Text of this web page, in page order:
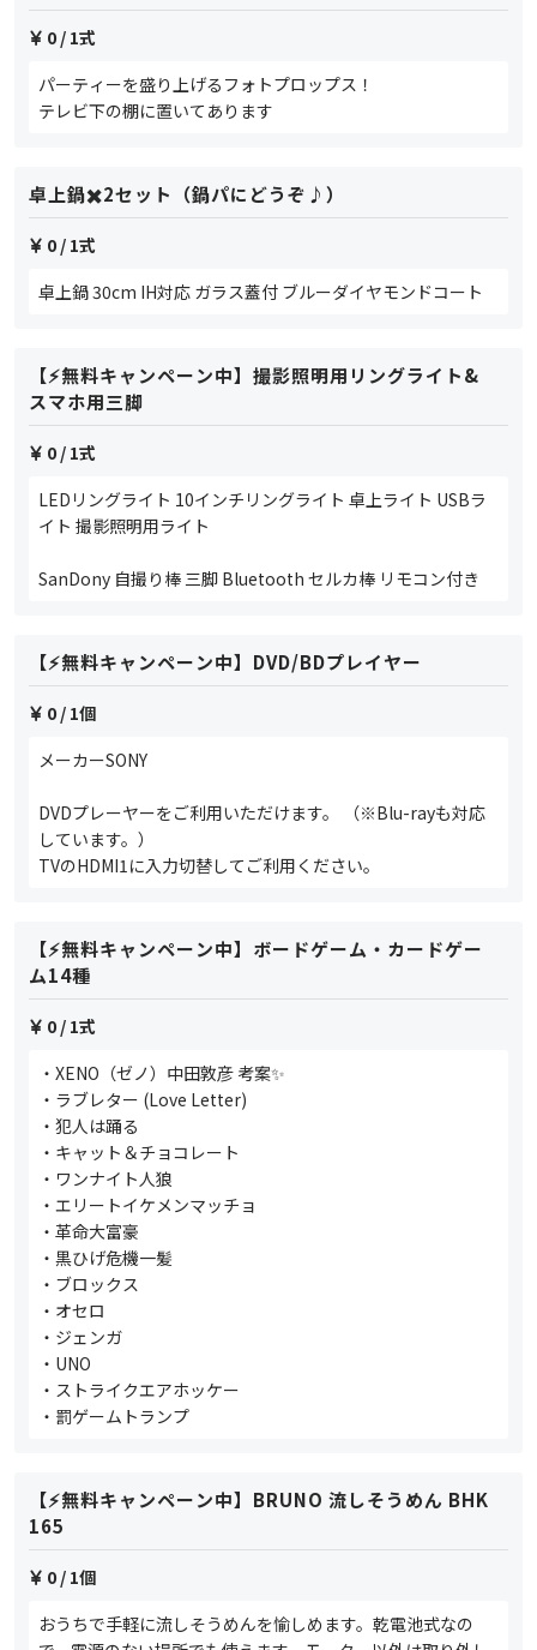
0 / 1式
パーティーを盛り上げるフォトプロップス！
テレビ下の棚に置いてあります
卓上鍋✖️2セット（鍋パにどうぞ♪）
0 / 1式
卓上鍋 30cm IH対応 ガラス蓋付 ブルーダイヤモンドコート
【⚡️無料キャンペーン中】撮影照明用リングライト&
スマホ用三脚
0 / 1式
LEDリングライト 10インチリングライト 卓上ライト USBラ
イト 撮影照明用ライト
SanDony 自撮り棒 三脚 Bluetooth セルカ棒 リモコン付き
【⚡️無料キャンペーン中】DVD/BDプレイヤー
0 / 1個
メーカーSONY
DVDプレーヤーをご利用いただけます。 （※Blu-rayも対応
しています。）
TVのHDMI1に入力切替してご利用ください。
【⚡️無料キャンペーン中】ボードゲーム・カードゲー
ム14種
0 / 1式
・XENO（ゼノ）中田敦彦 考案✨
・ラブレター (Love Letter)
・犯人は踊る
・キャット＆チョコレート
・ワンナイト人狼
・エリートイケメンマッチョ
・革命大富豪
・黒ひげ危機一髪
・ブロックス
・オセロ
・ジェンガ
・UNO
・ストライクエアホッケー
・罰ゲームトランプ
【⚡️無料キャンペーン中】BRUNO 流しそうめん BHK
165
0 / 1個
おうちで手軽に流しそうめんを愉しめます。乾電池式なの